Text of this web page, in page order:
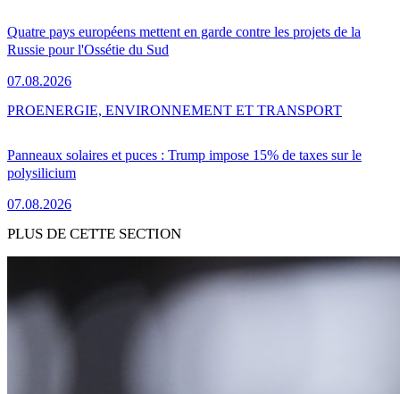
Quatre pays européens mettent en garde contre les projets de la
Russie pour l'Ossétie du Sud
07.08.2026
Panneaux solaires et puces : Trump impose 15% de taxes sur le
polysilicium
07.08.2026
PROENERGIE, ENVIRONNEMENT ET TRANSPORT
PLUS DE CETTE SECTION